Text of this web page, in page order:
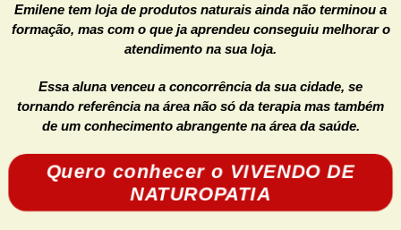
Emilene tem loja de produtos naturais ainda não terminou a
formação, mas com o que ja aprendeu conseguiu melhorar o
atendimento na sua loja.
Essa aluna venceu a concorrência da sua cidade, se
tornando referência na área não só da terapia mas também
de um conhecimento abrangente na área da saúde.
Quero conhecer o VIVENDO DE
NATUROPATIA